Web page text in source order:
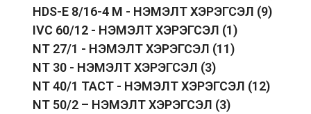
HDS-E 8/16-4 M - НЭМЭЛТ ХЭРЭГСЭЛ (9)
IVC 60/12 - НЭМЭЛТ ХЭРЭГСЭЛ (1)
NT 27/1 - НЭМЭЛТ ХЭРЭГСЭЛ (11)
NT 30 - НЭМЭЛТ ХЭРЭГСЭЛ (3)
NT 40/1 TACT - НЭМЭЛТ ХЭРЭГСЭЛ (12)
NT 50/2 – НЭМЭЛТ ХЭРЭГСЭЛ (3)